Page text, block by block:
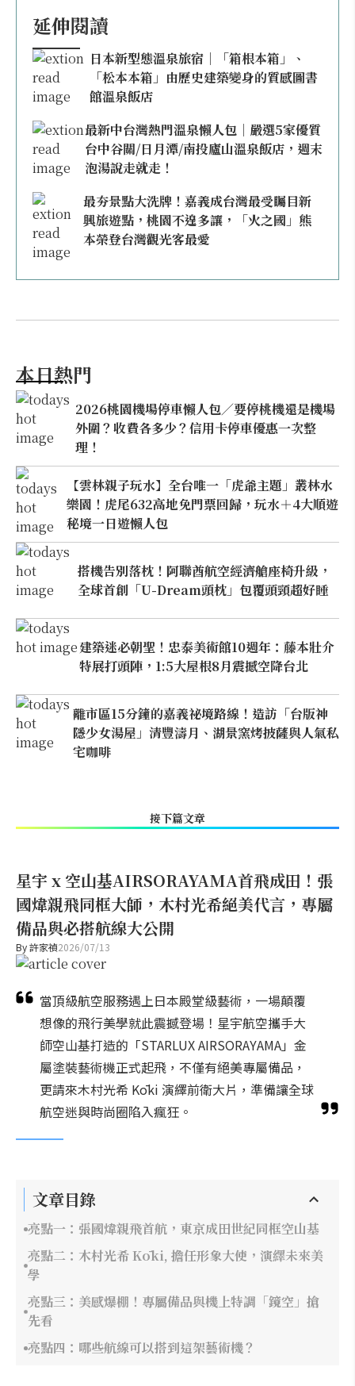
延伸閱讀
日本新型態溫泉旅宿｜「箱根本箱」、
「松本本箱」由歷史建築變身的質感圖書
館溫泉飯店
最新中台灣熱門溫泉懶人包｜嚴選5家優質
台中谷關/日月潭/南投廬山溫泉飯店，週末
泡湯說走就走！
最夯景點大洗牌！嘉義成台灣最受矚目新
興旅遊點，桃園不遑多讓，「火之國」熊
本榮登台灣觀光客最愛
本日熱門
2026桃園機場停車懶人包／要停桃機還是機場
外圍？收費各多少？信用卡停車優惠一次整
理！
【雲林親子玩水】全台唯一「虎爺主題」叢林水
樂園！虎尾632高地免門票回歸，玩水＋4大順遊
秘境一日遊懶人包
搭機告別落枕！阿聯酋航空經濟艙座椅升級，
全球首創「U-Dream頭枕」包覆頭頸超好睡
建築迷必朝聖！忠泰美術館10週年：藤本壯介
特展打頭陣，1:5大屋根8月震撼空降台北
離市區15分鐘的嘉義祕境路線！造訪「台版神
隱少女湯屋」清豐濤月、湖景窯烤披薩與人氣私
宅咖啡
接下篇文章
星宇 x 空山基AIRSORAYAMA首飛成田！張
國煒親飛同框大師，木村光希絕美代言，專屬
備品與必搭航線大公開
By許家禎2026/07/13
當頂級航空服務遇上日本殿堂級藝術，一場顛覆
想像的飛行美學就此震撼登場！星宇航空攜手大
師空山基打造的「STARLUX AIRSORAYAMA」金
屬塗裝藝術機正式起飛，不僅有絕美專屬備品，
更請來木村光希 Kōki 演繹前衛大片，準備讓全球
航空迷與時尚圈陷入瘋狂。
文章目錄
亮點一：張國煒親飛首航，東京成田世紀同框空山基
亮點二：木村光希 Kōki, 擔任形象大使，演繹未來美
學
亮點三：美感爆棚！專屬備品與機上特調「鏡空」搶
先看
亮點四：哪些航線可以搭到這架藝術機？